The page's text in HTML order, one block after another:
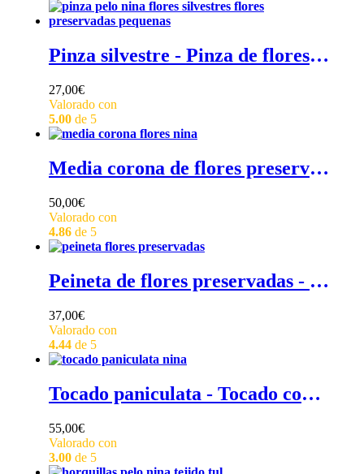
Pinza silvestre - Pinza de flores silvestres y pequeñas flores preservadas
27,00€
Valorado con
5.00de 5
Media corona de flores preservadas - Media corona de flores preservadas de hortensias rosas, gipsófila crema y pequeños ramitas de avena crema.
50,00€
Valorado con
4.86de 5
Peineta de flores preservadas - Peineta de flores preservadas de hortensias, gipsófila, y pequeños toques de avena.
37,00€
Valorado con
4.44de 5
Tocado paniculata - Tocado comunión paniculata de flores en color crema
55,00€
Valorado con
3.00de 5